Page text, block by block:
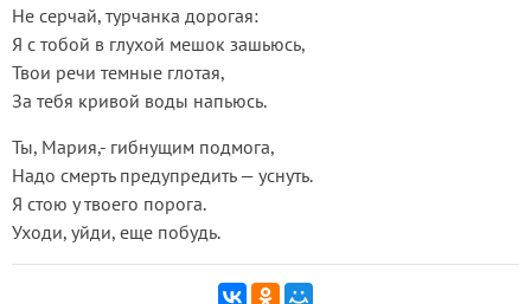
Не серчай, турчанка дорогая:
Я с тобой в глухой мешок зашьюсь,
Твои речи темные глотая,
За тебя кривой воды напьюсь.
Ты, Мария,- гибнущим подмога,
Надо смерть предупредить — уснуть.
Я стою у твоего порога.
Уходи, уйди, еще побудь.